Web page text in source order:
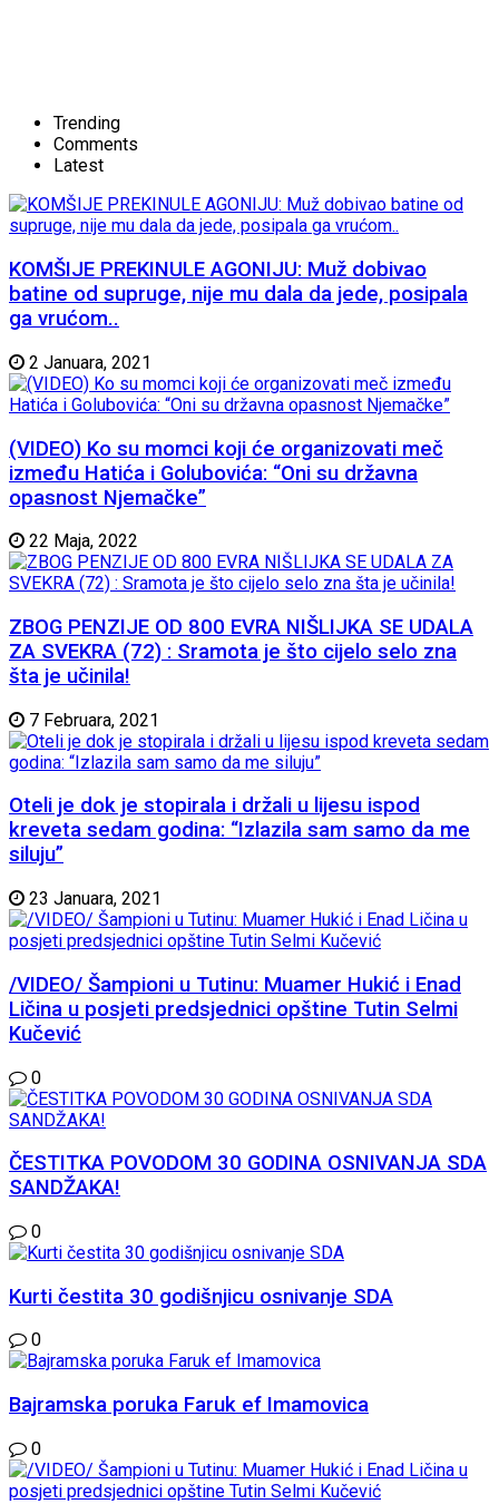
Trending
Comments
Latest
KOMŠIJE PREKINULE AGONIJU: Muž dobivao
batine od supruge, nije mu dala da jede, posipala
ga vrućom..
2 Januara, 2021
(VIDEO) Ko su momci koji će organizovati meč
između Hatića i Golubovića: “Oni su državna
opasnost Njemačke”
22 Maja, 2022
ZBOG PENZIJE OD 800 EVRA NIŠLIJKA SE UDALA
ZA SVEKRA (72) : Sramota je što cijelo selo zna
šta je učinila!
7 Februara, 2021
Oteli je dok je stopirala i držali u lijesu ispod
kreveta sedam godina: “Izlazila sam samo da me
siluju”
23 Januara, 2021
/VIDEO/ Šampioni u Tutinu: Muamer Hukić i Enad
Ličina u posjeti predsjednici opštine Tutin Selmi
Kučević
0
ČESTITKA POVODOM 30 GODINA OSNIVANJA SDA
SANDŽAKA!
0
Kurti čestita 30 godišnjicu osnivanje SDA
0
Bajramska poruka Faruk ef Imamovica
0